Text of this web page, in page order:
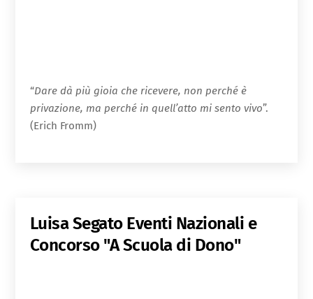
“Dare dà più gioia che ricevere, non perché è
privazione, ma perché in quell’atto mi sento vivo”.
(Erich Fromm)
Luisa Segato Eventi Nazionali e
Concorso "A Scuola di Dono"